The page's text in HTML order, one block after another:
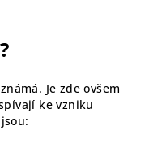
Je zde ovšem
ke vzniku